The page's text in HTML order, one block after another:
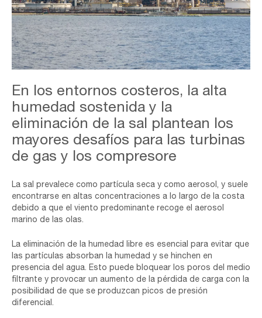
-
Coastal-
min
En los entornos costeros, la alta
humedad sostenida y la
eliminación de la sal plantean los
mayores desafíos para las turbinas
de gas y los compresore
La sal prevalece como partícula seca y como aerosol, y suele
encontrarse en altas concentraciones a lo largo de la costa
debido a que el viento predominante recoge el aerosol
marino de las olas.
La eliminación de la humedad libre es esencial para evitar que
las partículas absorban la humedad y se hinchen en
presencia del agua. Esto puede bloquear los poros del medio
filtrante y provocar un aumento de la pérdida de carga con la
posibilidad de que se produzcan picos de presión
diferencial.